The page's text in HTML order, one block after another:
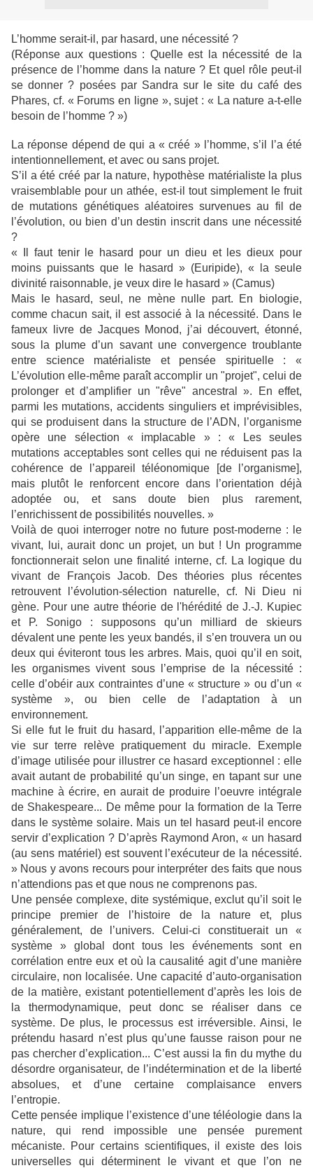
L’homme serait-il, par hasard, une nécessité ?
(Réponse aux questions : Quelle est la nécessité de la
présence de l’homme dans la nature ? Et quel rôle peut-il
se donner ? posées par Sandra sur le site du café des
Phares, cf. « Forums en ligne », sujet : « La nature a-t-elle
besoin de l’homme ? »)
La réponse dépend de qui a « créé » l’homme, s’il l’a été
intentionnellement, et avec ou sans projet.
S’il a été créé par la nature, hypothèse matérialiste la plus
vraisemblable pour un athée, est-il tout simplement le fruit
de mutations génétiques aléatoires survenues au fil de
l’évolution, ou bien d’un destin inscrit dans une nécessité
?
« Il faut tenir le hasard pour un dieu et les dieux pour
moins puissants que le hasard » (Euripide), « la seule
divinité raisonnable, je veux dire le hasard » (Camus)
Mais le hasard, seul, ne mène nulle part. En biologie,
comme chacun sait, il est associé à la nécessité. Dans le
fameux livre de Jacques Monod, j’ai découvert, étonné,
sous la plume d’un savant une convergence troublante
entre science matérialiste et pensée spirituelle : «
L’évolution elle-même paraît accomplir un "projet", celui de
prolonger et d’amplifier un "rêve" ancestral ». En effet,
parmi les mutations, accidents singuliers et imprévisibles,
qui se produisent dans la structure de l’ADN, l’organisme
opère une sélection « implacable » : « Les seules
mutations acceptables sont celles qui ne réduisent pas la
cohérence de l’appareil téléonomique [de l’organisme],
mais plutôt le renforcent encore dans l’orientation déjà
adoptée ou, et sans doute bien plus rarement,
l’enrichissent de possibilités nouvelles. »
Voilà de quoi interroger notre no future post-moderne : le
vivant, lui, aurait donc un projet, un but ! Un programme
fonctionnerait selon une finalité interne, cf. La logique du
vivant de François Jacob. Des théories plus récentes
retrouvent l’évolution-sélection naturelle, cf. Ni Dieu ni
gène. Pour une autre théorie de l'hérédité de J.-J. Kupiec
et P. Sonigo : supposons qu’un milliard de skieurs
dévalent une pente les yeux bandés, il s’en trouvera un ou
deux qui éviteront tous les arbres. Mais, quoi qu’il en soit,
les organismes vivent sous l’emprise de la nécessité :
celle d’obéir aux contraintes d’une « structure » ou d’un «
système », ou bien celle de l’adaptation à un
environnement.
Si elle fut le fruit du hasard, l’apparition elle-même de la
vie sur terre relève pratiquement du miracle. Exemple
d’image utilisée pour illustrer ce hasard exceptionnel : elle
avait autant de probabilité qu’un singe, en tapant sur une
machine à écrire, en aurait de produire l’oeuvre intégrale
de Shakespeare... De même pour la formation de la Terre
dans le système solaire. Mais un tel hasard peut-il encore
servir d’explication ? D’après Raymond Aron, « un hasard
(au sens matériel) est souvent l’exécuteur de la nécessité.
» Nous y avons recours pour interpréter des faits que nous
n’attendions pas et que nous ne comprenons pas.
Une pensée complexe, dite systémique, exclut qu’il soit le
principe premier de l’histoire de la nature et, plus
généralement, de l’univers. Celui-ci constituerait un «
système » global dont tous les événements sont en
corrélation entre eux et où la causalité agit d’une manière
circulaire, non localisée. Une capacité d’auto-organisation
de la matière, existant potentiellement d’après les lois de
la thermodynamique, peut donc se réaliser dans ce
système. De plus, le processus est irréversible. Ainsi, le
prétendu hasard n’est plus qu’une fausse raison pour ne
pas chercher d’explication... C’est aussi la fin du mythe du
désordre organisateur, de l’indétermination et de la liberté
absolues, et d’une certaine complaisance envers
l’entropie.
Cette pensée implique l’existence d’une téléologie dans la
nature, qui rend impossible une pensée purement
mécaniste. Pour certains scientifiques, il existe des lois
universelles qui déterminent le vivant et que l’on ne